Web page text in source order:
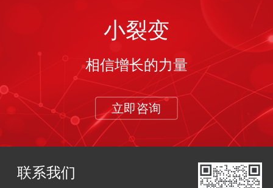
小裂变
相信增长的力量
立即咨询
联系我们